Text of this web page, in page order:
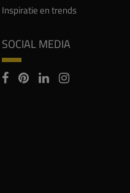
Inspiratie en trends
SOCIAL MEDIA